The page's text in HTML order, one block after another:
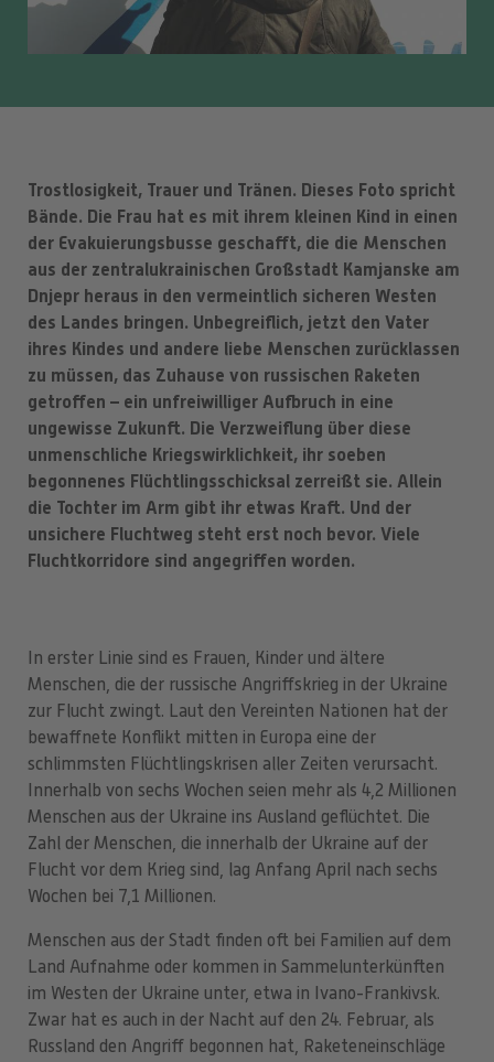
Trostlosigkeit, Trauer und Tränen. Dieses Foto spricht
Bände. Die Frau hat es mit ihrem kleinen Kind in einen
der Evakuierungsbusse geschafft, die die Menschen
aus der zentralukrainischen Großstadt Kamjanske am
Dnjepr heraus in den vermeintlich sicheren Westen
des Landes bringen. Unbegreiflich, jetzt den Vater
ihres Kindes und andere liebe Menschen zurücklassen
zu müssen, das Zuhause von russischen Raketen
getroffen – ein unfreiwilliger Aufbruch in eine
ungewisse Zukunft. Die Verzweiflung über diese
unmenschliche Kriegswirklichkeit, ihr soeben
begonnenes Flüchtlingsschicksal zerreißt sie. Allein
die Tochter im Arm gibt ihr etwas Kraft. Und der
unsichere Fluchtweg steht erst noch bevor. Viele
Fluchtkorridore sind angegriffen worden.
In erster Linie sind es Frauen, Kinder und ältere
Menschen, die der russische Angriffskrieg in der Ukraine
zur Flucht zwingt. Laut den Vereinten Nationen hat der
bewaffnete Konflikt mitten in Europa eine der
schlimmsten Flüchtlingskrisen aller Zeiten verursacht.
Innerhalb von sechs Wochen seien mehr als 4,2 Millionen
Menschen aus der Ukraine ins Ausland geflüchtet. Die
Zahl der Menschen, die innerhalb der Ukraine auf der
Flucht vor dem Krieg sind, lag Anfang April nach sechs
Wochen bei 7,1 Millionen.
Menschen aus der Stadt finden oft bei Familien auf dem
Land Aufnahme oder kommen in Sammelunterkünften
im Westen der Ukraine unter, etwa in Ivano-Frankivsk.
Zwar hat es auch in der Nacht auf den 24. Februar, als
Russland den Angriff begonnen hat, Raketeneinschläge